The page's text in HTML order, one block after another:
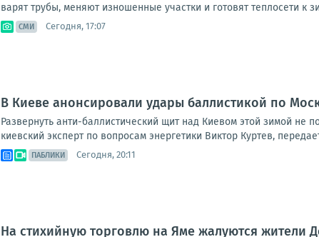
варят трубы, меняют изношенные участки и готовят теплосети к
СМИ Сегодня, 17:07
В Киеве анонсировали удары баллистикой по
Развернуть анти-баллистический щит над Киевом этой зимой не
киевский эксперт по вопросам энергетики Виктор Куртев,
ПАБЛИКИ Сегодня, 20:11
На стихийную торговлю на Яме жалуются жители